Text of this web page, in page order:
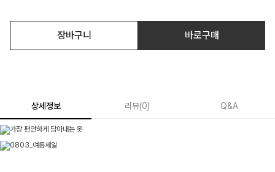
장바구니 바로구매
상세정보 리뷰(0) Q&A